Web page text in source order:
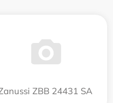
ZBB 24431 SA